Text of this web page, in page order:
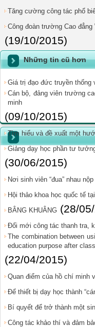
Tăng cường công tác phổ
Công đoàn trường Cao
(19/10/2015)
Những tin cũ hơn
Giá trị đạo đức truyền
Cán bộ, đảng viên trường
minh
(09/10/2015)
Tìm hiểu và đề xuất một
Giảng dạy học phần tư
(30/06/2015)
Nơi sinh viên “đua” nhau
Hội thảo khoa học quốc tế
BÂNG KHUÂNG (28/
Đổi mới công tác thanh tra,
The combination between
education purpose after class
(22/04/2015)
Quan điểm của hồ chí minh
Để thiết bị dạy học thành
Bí quyết để trở thành một
Công tác khảo thí và đảm